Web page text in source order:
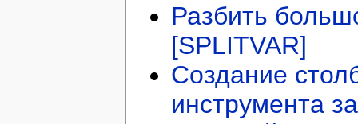
Разбить
[SPLITVAR]
Создание
инструмента